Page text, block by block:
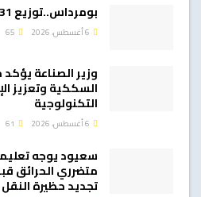
بومرداس..توزيع 231 سكنا عموميا إيجاريا
وزير الصناعة
السككية وتعزيز
التكنولوجية
سعيود يوجه
متضرري الحرائق
تجديد حظيرة النقل